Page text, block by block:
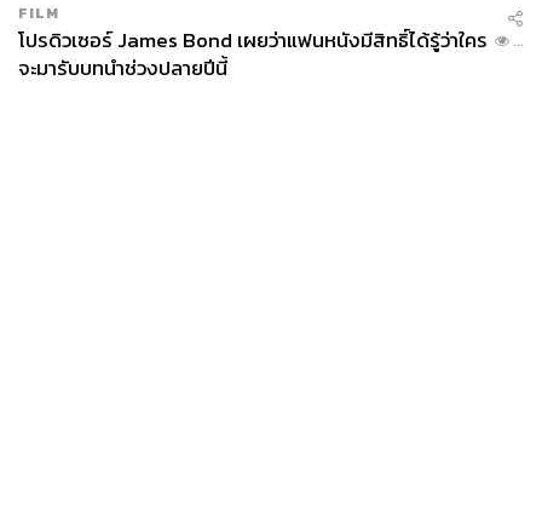
FILM
โปรดิวเซอร์ James Bond เผยว่าแฟนหนังมีสิทธิ์ได้รู้ว่าใคร
จะมารับบทนำช่วงปลายปีนี้
...